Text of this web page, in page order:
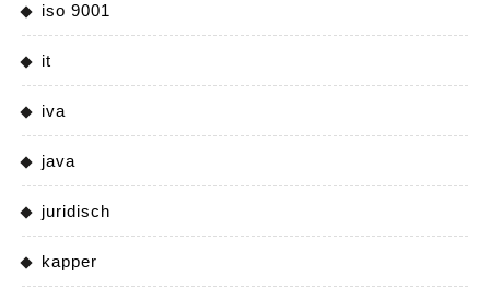
iso 9001
it
iva
java
juridisch
kapper